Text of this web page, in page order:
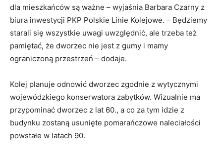
dla mieszkańców są ważne – wyjaśnia Barbara Czarny z
biura inwestycji PKP Polskie Linie Kolejowe. – Będziemy
starali się wszystkie uwagi uwzględnić, ale trzeba też
pamiętać, że dworzec nie jest z gumy i mamy
ograniczoną przestrzeń – dodaje.
Kolej planuje odnowić dworzec zgodnie z wytycznymi
wojewódzkiego konserwatora zabytków. Wizualnie ma
przypominać dworzec z lat 60., a co za tym idzie z
budynku zostaną usunięte pomarańczowe naleciałości
powstałe w latach 90.